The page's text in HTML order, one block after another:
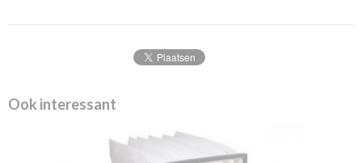
Ook interessant